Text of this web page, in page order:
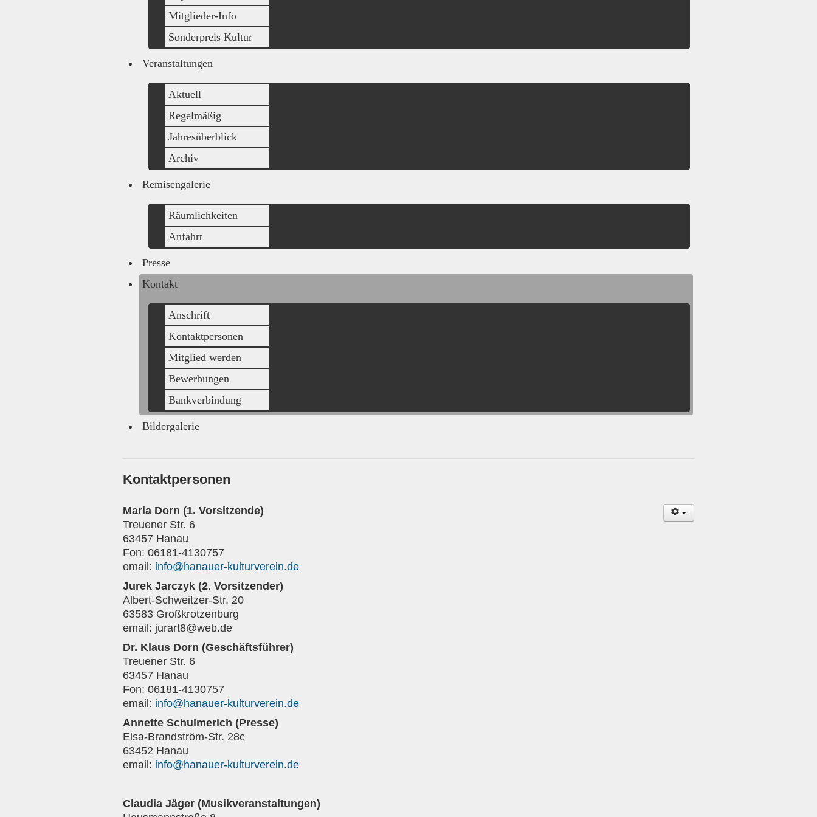
Mitglieder-Info
Sonderpreis Kultur
Veranstaltungen
Aktuell
Regelmäßig
Jahresüberblick
Archiv
Remisengalerie
Räumlichkeiten
Anfahrt
Presse
Kontakt
Anschrift
Kontaktpersonen
Mitglied werden
Bewerbungen
Bankverbindung
Bildergalerie
Kontaktpersonen
Maria Dorn (1. Vorsitzende)
Treuener Str. 6
63457 Hanau
Fon: 06181-4130757
email: info@hanauer-kulturverein.de
Jurek Jarczyk (2. Vorsitzender)
Albert-Schweitzer-Str. 20
63583 Großkrotzenburg
email: jurart8@web.de
Dr. Klaus Dorn (Geschäftsführer)
Treuener Str. 6
63457 Hanau
Fon: 06181-4130757
email: info@hanauer-kulturverein.de
Annette Schulmerich (Presse)
Elsa-Brandström-Str. 28c
63452 Hanau
email: info@hanauer-kulturverein.de
Claudia Jäger (Musikveranstaltungen)